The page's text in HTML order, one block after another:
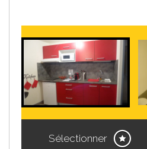
Sélectionner